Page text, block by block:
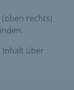
rechts)
Inhalt über